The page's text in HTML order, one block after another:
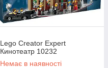
Lego Creator Expert
Кинотеатр 10232
Немає в наявності